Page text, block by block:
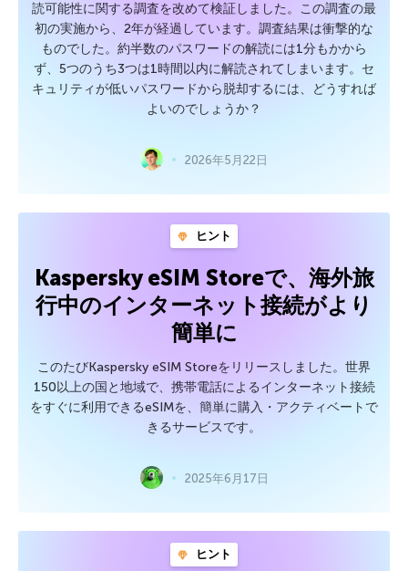
読可能性に関する調査を改めて検証しました。この調査の最
初の実施から、2年が経過しています。調査結果は衝撃的な
ものでした。約半数のパスワードの解読には1分もかから
ず、5つのうち3つは1時間以内に解読されてしまいます。セ
キュリティが低いパスワードから脱却するには、どうすれば
よいのでしょうか？
2026年5月22日
ヒント
Kaspersky eSIM Storeで、海外旅
行中のインターネット接続がより
簡単に
このたびKaspersky eSIM Storeをリリースしました。世界
150以上の国と地域で、携帯電話によるインターネット接続
をすぐに利用できるeSIMを、簡単に購入・アクティベートで
きるサービスです。
2025年6月17日
ヒント